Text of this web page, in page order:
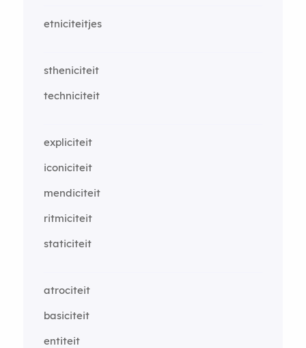
etniciteitjes
stheniciteit
techniciteit
expliciteit
iconiciteit
mendiciteit
ritmiciteit
staticiteit
atrociteit
basiciteit
entiteit